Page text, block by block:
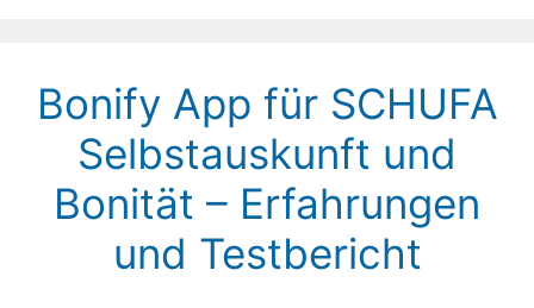
Bonify App für SCHUFA
Selbstauskunft und
Bonität – Erfahrungen
und Testbericht